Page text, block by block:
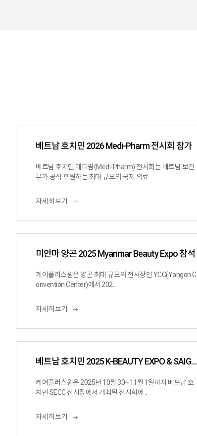
베트남 호치민 2026 Medi-Pharm 전시회 참가
베트남 호치민 메디팜(Medi-Pharm) 전시회는 베트남 보건
부가 공식 후원하는 최대 규모의 국제 의료..
자세히보기
미얀마 양곤 2025 Myanmar Beauty Expo 참석
케어플러스원은 양곤 최대 규모의 전시장인 YCC(Yangon C
onvention Center)에서 202..
자세히보기
베트남 호치민 2025 K-BEAUTY EXPO & SAIGON BEAUTY SHOW 참가
케어플러스원은 2025년 10월 30~11월 1일까지 베트남 호
치민 SECC 전시장에서 개최된 전시회에 ..
자세히보기